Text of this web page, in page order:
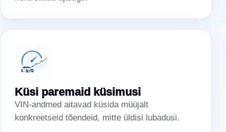
Küsi paremaid küsimusi
VIN-andmed aitavad küsida müüjalt
konkreetseid tõendeid, mitte üldisi lubadusi.